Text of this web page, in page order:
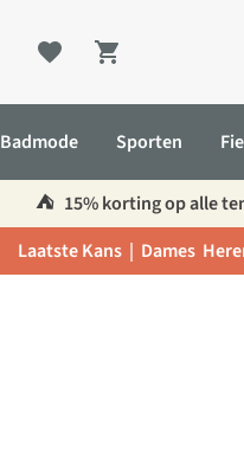
Shopping cart
Badmode Sporten
⛺️ 15% korting op alle
Laatste Kans | Dames